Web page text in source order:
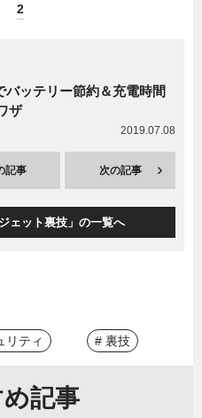
2
バッテリー節約＆充電時間
ザ
2019.07.08
記事 次の記事
ェット裏技」の一覧へ
リティ # 裏技
記事